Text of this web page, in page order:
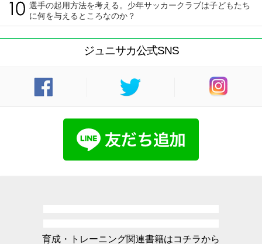
選手の起用方法を考える。少年サッカークラブは子どもたち
に何を与えるところなのか？
ジュニサカ公式SNS
育成・トレーニング関連書籍はコチラから